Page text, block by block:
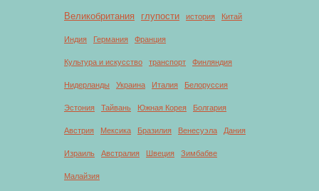
Великобритания глупости история Китай
Индия Германия Франция
Культура и искусство транспорт Финляндия
Нидерланды Украина Италия Белоруссия
Эстония Тайвань Южная Корея Болгария
Австрия Мексика Бразилия Венесуэла Дания
Израиль Австралия Швеция Зимбабве
Малайзия